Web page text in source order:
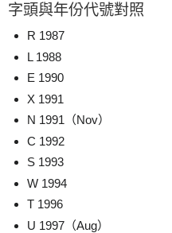
字頭與年份代號對照
R 1987
L 1988
E 1990
X 1991
N 1991（Nov）
C 1992
S 1993
W 1994
T 1996
U 1997（Aug）